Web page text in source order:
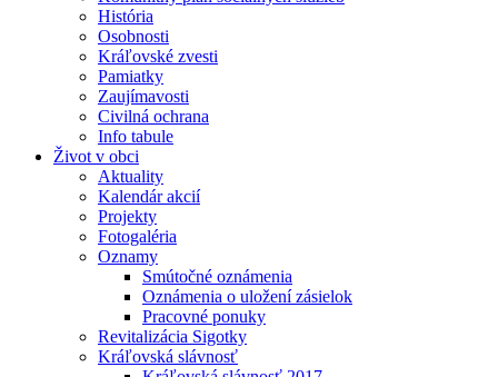
História
Osobnosti
Kráľovské zvesti
Pamiatky
Zaujímavosti
Civilná ochrana
Info tabule
Život v obci
Aktuality
Kalendár akcií
Projekty
Fotogaléria
Oznamy
Smútočné oznámenia
Oznámenia o uložení zásielok
Pracovné ponuky
Revitalizácia Sigotky
Kráľovská slávnosť